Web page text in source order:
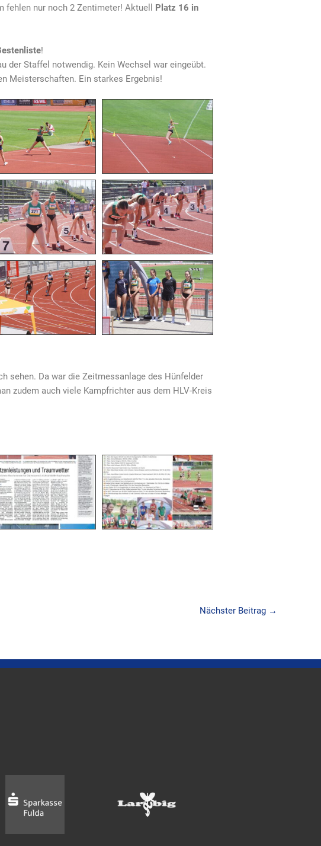
fehlen nur noch 2 Zentimeter! Aktuell Platz 16 in
!
der Staffel notwendig. Kein Wechsel war eingeübt.
Meisterschaften. Ein starkes Ergebnis!
sehen. Da war die Zeitmessanlage des Hünfelder
zudem auch viele Kampfrichter aus dem HLV-Kreis
Nächster Beitrag →